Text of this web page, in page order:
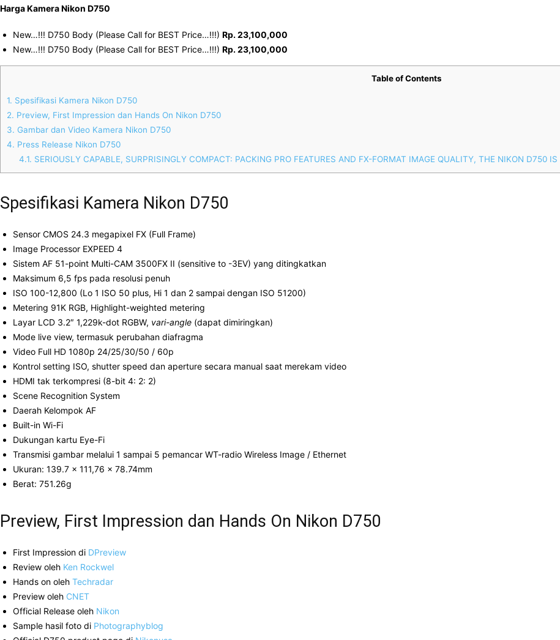
Harga Kamera Nikon D750
New…!!! D750 Body (Please Call for BEST Price…!!!) Rp. 23,100,000
New…!!! D750 Body (Please Call for BEST Price…!!!) Rp. 23,100,000
Table of Contents
1. Spesifikasi Kamera Nikon D750
2. Preview, First Impression dan Hands On Nikon D750
3. Gambar dan Video Kamera Nikon D750
4. Press Release Nikon D750
4.1. SERIOUSLY CAPABLE, SURPRISINGLY COMPACT: PACKING PRO FEATURES AND FX-FORMAT IMAGE QUALITY, THE NIKON D750
Spesifikasi Kamera Nikon D750
Sensor CMOS 24.3 megapixel FX (Full Frame)
Image Processor EXPEED 4
Sistem AF 51-point Multi-CAM 3500FX II (sensitive to -3EV) yang ditingkatkan
Maksimum 6,5 fps pada resolusi penuh
ISO 100-12,800 (Lo 1 ISO 50 plus, Hi 1 dan 2 sampai dengan ISO 51200)
Metering 91K RGB, Highlight-weighted metering
Layar LCD 3.2″ 1,229k-dot RGBW, vari-angle (dapat dimiringkan)
Mode live view, termasuk perubahan diafragma
Video Full HD 1080p 24/25/30/50 / 60p
Kontrol setting ISO, shutter speed dan aperture secara manual saat merekam video
HDMI tak terkompresi (8-bit 4: 2: 2)
Scene Recognition System
Daerah Kelompok AF
Built-in Wi-Fi
Dukungan kartu Eye-Fi
Transmisi gambar melalui 1 sampai 5 pemancar WT-radio Wireless Image / Ethernet
Ukuran: 139.7 x 111,76 x 78.74mm
Berat: 751.26g
Preview, First Impression dan Hands On Nikon D750
First Impression di DPreview
Review oleh Ken Rockwel
Hands on oleh Techradar
Preview oleh CNET
Official Release oleh Nikon
Sample hasil foto di Photographyblog